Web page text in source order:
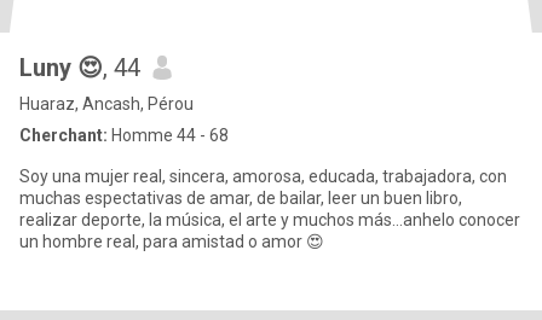
Luny 😍, 44
Huaraz, Ancash, Pérou
Cherchant: Homme 44 - 68
Soy una mujer real, sincera, amorosa, educada, trabajadora, con
muchas espectativas de amar, de bailar, leer un buen libro,
realizar deporte, la música, el arte y muchos más...anhelo conocer
un hombre real, para amistad o amor 😍